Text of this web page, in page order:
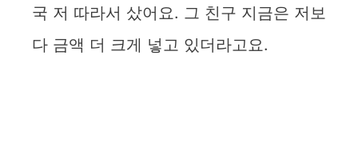
국 저 따라서 샀어요. 그 친구 지금은 저보
다 금액 더 크게 넣고 있더라고요.